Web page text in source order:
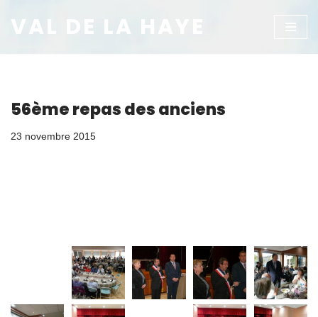
Aller
au
VAL DE LA HAYE
56ème repas des anciens
23 novembre 2015